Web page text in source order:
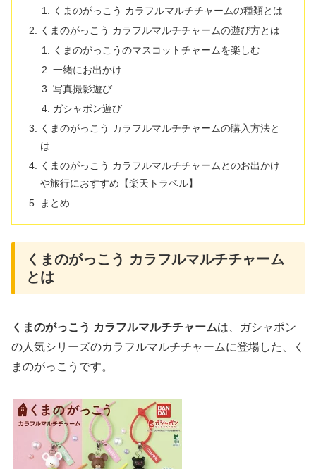
くまのがっこう カラフルマルチチャームの種類とは
くまのがっこう カラフルマルチチャームの遊び方とは
くまのがっこうのマスコットチャームを楽しむ
一緒にお出かけ
写真撮影遊び
ガシャポン遊び
くまのがっこう カラフルマルチチャームの購入方法と
は
くまのがっこう カラフルマルチチャームとのお出かけ
や旅行におすすめ【楽天トラベル】
まとめ
くまのがっこう カラフルマルチチャーム
とは
くまのがっこう カラフルマルチチャームは、ガシャポン
の人気シリーズのカラフルマルチチャームに登場した、く
まのがっこうです。